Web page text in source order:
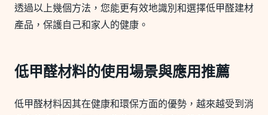
透過以上幾個方法，您能更有效地識別和選擇低甲醛建材
產品，保護自己和家人的健康。
低甲醛材料的使用場景與應用推薦
低甲醛材料因其在健康和環保方面的優勢，越來越受到消